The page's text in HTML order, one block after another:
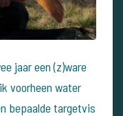
jaar een (z)ware
voorheen water
bepaalde targetvis